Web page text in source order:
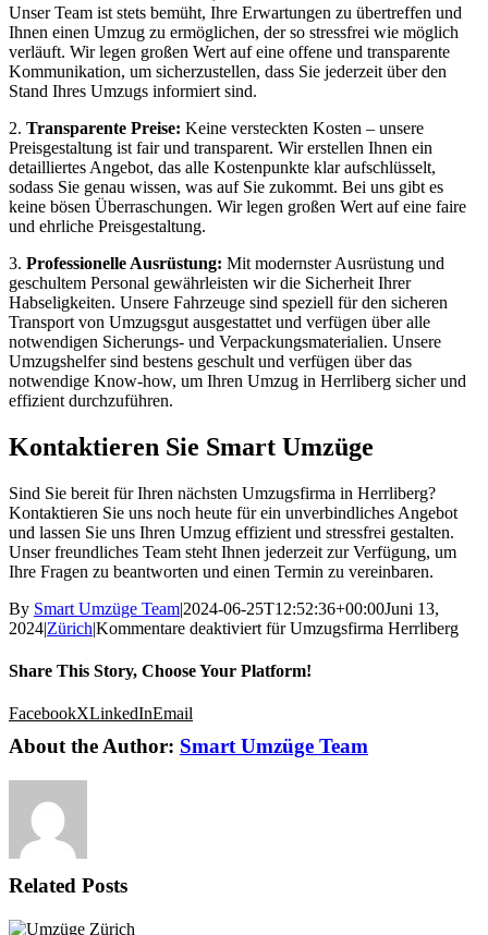
Unser Team ist stets bemüht, Ihre Erwartungen zu übertreffen und
Ihnen einen Umzug zu ermöglichen, der so stressfrei wie möglich
verläuft. Wir legen großen Wert auf eine offene und transparente
Kommunikation, um sicherzustellen, dass Sie jederzeit über den
Stand Ihres Umzugs informiert sind.
2. Transparente Preise: Keine versteckten Kosten – unsere
Preisgestaltung ist fair und transparent. Wir erstellen Ihnen ein
detailliertes Angebot, das alle Kostenpunkte klar aufschlüsselt,
sodass Sie genau wissen, was auf Sie zukommt. Bei uns gibt es
keine bösen Überraschungen. Wir legen großen Wert auf eine faire
und ehrliche Preisgestaltung.
3. Professionelle Ausrüstung: Mit modernster Ausrüstung und
geschultem Personal gewährleisten wir die Sicherheit Ihrer
Habseligkeiten. Unsere Fahrzeuge sind speziell für den sicheren
Transport von Umzugsgut ausgestattet und verfügen über alle
notwendigen Sicherungs- und Verpackungsmaterialien. Unsere
Umzugshelfer sind bestens geschult und verfügen über das
notwendige Know-how, um Ihren Umzug in Herrliberg sicher und
effizient durchzuführen.
Kontaktieren Sie Smart Umzüge
Sind Sie bereit für Ihren nächsten Umzugsfirma in Herrliberg?
Kontaktieren Sie uns noch heute für ein unverbindliches Angebot
und lassen Sie uns Ihren Umzug effizient und stressfrei gestalten.
Unser freundliches Team steht Ihnen jederzeit zur Verfügung, um
Ihre Fragen zu beantworten und einen Termin zu vereinbaren.
By Smart Umzüge Team|2024-06-25T12:52:36+00:00Juni 13,
2024|Zürich|Kommentare deaktiviert für Umzugsfirma Herrliberg
Share This Story, Choose Your Platform!
FacebookXLinkedInEmail
About the Author: Smart Umzüge Team
Related Posts